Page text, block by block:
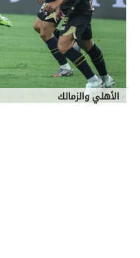
الأهلي والزمالك